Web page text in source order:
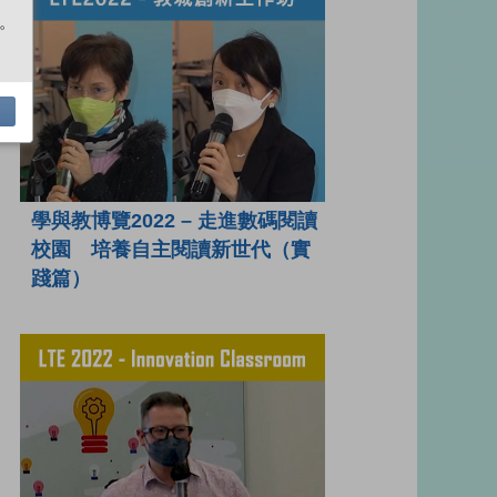
學與教博覽2022 – 走進數碼閱讀
校園 培養自主閱讀新世代（實
踐篇）